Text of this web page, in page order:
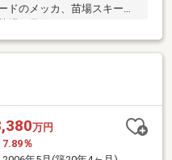
のメッカ、苗場スキー場
場８号館」
万円
7.89％